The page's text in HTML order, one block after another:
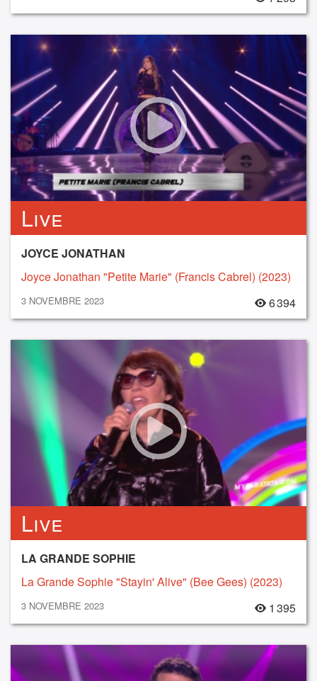
Live
JOYCE JONATHAN
Joyce Jonathan "Petite Marie" (Francis Cabrel) (2023)
3 NOVEMBRE 2023 6 394
Live
LA GRANDE SOPHIE
La Grande Sophie "Stayin' Alive" (Bee Gees) (2023)
3 NOVEMBRE 2023 1 395